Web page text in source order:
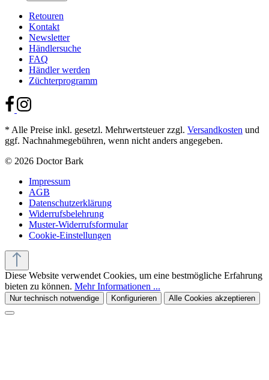
Retouren
Kontakt
Newsletter
Händlersuche
FAQ
Händler werden
Züchterprogramm
* Alle Preise inkl. gesetzl. Mehrwertsteuer zzgl. Versandkosten und
ggf. Nachnahmegebühren, wenn nicht anders angegeben.
© 2026 Doctor Bark
Impressum
AGB
Datenschutzerklärung
Widerrufsbelehrung
Muster-Widerrufsformular
Cookie-Einstellungen
Diese Website verwendet Cookies, um eine bestmögliche Erfahrung
bieten zu können. Mehr Informationen ...
Nur technisch notwendige Konfigurieren Alle Cookies akzeptieren